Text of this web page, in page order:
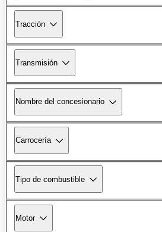
Tracción
Transmisión
Nombre del concesionario
Carrocería
Tipo de combustible
Motor